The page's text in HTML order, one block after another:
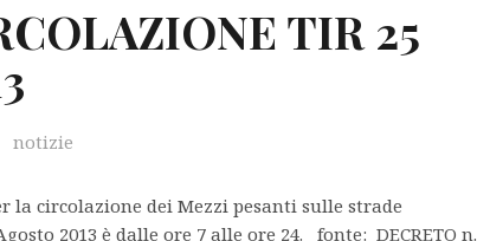
TIR 25
notizie
la circolazione dei Mezzi pesanti sulle strade
2013 è dalle ore 7 alle ore 24. fonte: DECRETO n.